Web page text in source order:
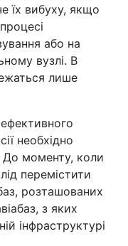
їх вибуху, якщо
або на
вузлі. В
лише
необхідно
До моменту, коли
перемістити
розташованих
з яких
інфраструктурі